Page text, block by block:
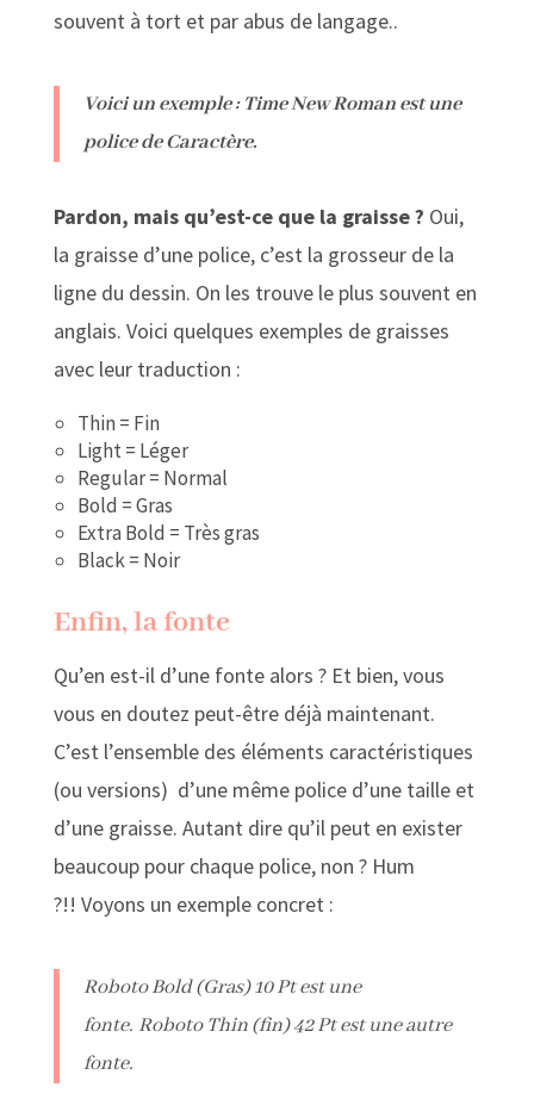
souvent à tort et par abus de langage..
Voici un exemple : Time New Roman est une
police de Caractère.
Pardon, mais qu’est-ce que la graisse ? Oui,
la graisse d’une police, c’est la grosseur de la
ligne du dessin. On les trouve le plus souvent en
anglais. Voici quelques exemples de graisses
avec leur traduction :
Thin = Fin
Light = Léger
Regular = Normal
Bold = Gras
Extra Bold = Très gras
Black = Noir
Enfin, la fonte
Qu’en est-il d’une fonte alors ? Et bien, vous
vous en doutez peut-être déjà maintenant.
C’est l’ensemble des éléments caractéristiques
(ou versions) d’une même police d’une taille et
d’une graisse. Autant dire qu’il peut en exister
beaucoup pour chaque police, non ? Hum
?!! Voyons un exemple concret :
Roboto Bold (Gras) 10 Pt est une
fonte. Roboto Thin (fin) 42 Pt est une autre
fonte.